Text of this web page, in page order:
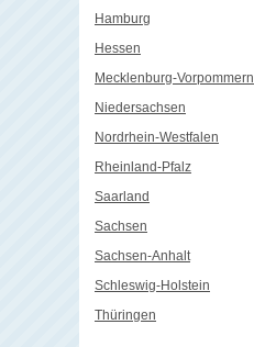
Hamburg
Hessen
Mecklenburg-Vorpommern
Niedersachsen
Nordrhein-Westfalen
Rheinland-Pfalz
Saarland
Sachsen
Sachsen-Anhalt
Schleswig-Holstein
Thüringen